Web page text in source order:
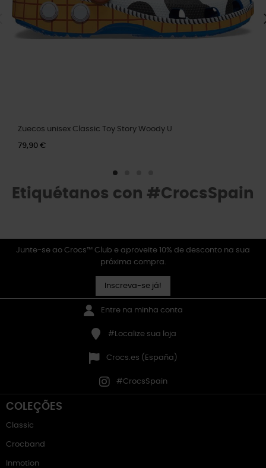
Zuecos unisex Classic Toy Story Woody U
79,90 €
Etiquétanos con #CrocsSpain
Junte-se ao Crocs™ Club e aproveite 10% de desconto na sua
próxima compra.
Inscreva-se já!
Entre na minha conta
#Localize sua loja
Crocs.es (España)
#CrocsSpain
COLEÇÕES
Classic
Crocband
Inmotion